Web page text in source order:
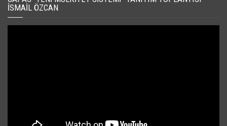
İSMAIL ÖZCAN